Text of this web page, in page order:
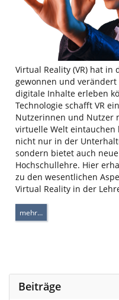
Virtual Reality (VR) hat in
gewonnen und
digitale Inhalte erleben
Technologie schafft VR
Nutzerinnen und Nutzer
virtuelle Welt eintauchen
nicht nur in der
sondern bietet auch
Hochschullehre. Hier
zu den wesentlichen
Virtual Reality in der
mehr…
Beiträge